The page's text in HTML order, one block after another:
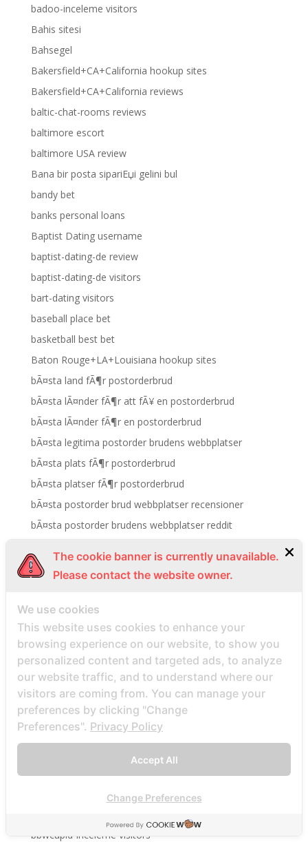
badoo-inceleme visitors
Bahis sitesi
Bahsegel
Bakersfield+CA+California hookup sites
Bakersfield+CA+California reviews
baltic-chat-rooms reviews
baltimore escort
baltimore USA review
Bana bir posta sipariЕџi gelini bul
bandy bet
banks personal loans
Baptist Dating username
baptist-dating-de review
baptist-dating-de visitors
bart-dating visitors
baseball place bet
basketball best bet
Baton Rouge+LA+Louisiana hookup sites
bÃ¤sta land fÃ¶r postorderbrud
bÃ¤sta lÃ¤nder fÃ¶r att fÃ¥ en postorderbrud
bÃ¤sta lÃ¤nder fÃ¶r en postorderbrud
bÃ¤sta legitima postorder brudens webbplatser
bÃ¤sta plats fÃ¶r postorderbrud
bÃ¤sta platser fÃ¶r postorderbrud
bÃ¤sta postorder brud webbplatser recensioner
bÃ¤sta postorder brudens webbplatser reddit
bÃ¤sta stÃ¤llen att hitta postorderbrud
bbpeoplemeet review
bbpeoplemeet visitors
BBW Dating username
bbw hookup hookuphotties dating
bbw hookup hookuphotties reviews
bbw hookup site site
bbwcupid it review
bbwcupid-inceleme visitors
The cookie banner is currently unavailable.
Please contact the website owner.
We use cookies
This website uses cookies to enhance your
browsing experience on our website, to show you
personalized content and targeted ads, to analyze
our website traffic, and to understand where our
visitors are coming from. You can manage your
preferences by clicking "Change
Preferences". Privacy Policy
Accept All
Change Preferences